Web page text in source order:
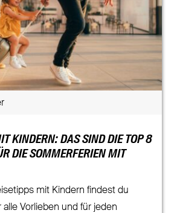
KINDERN: DAS SIND DIE TOP 8
DIE SOMMERFERIEN MIT
mit Kindern findest du
alle Vorlieben und für jeden